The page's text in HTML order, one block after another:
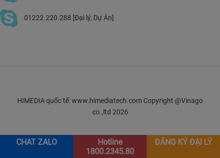
01222.220.288 [Đại lý, Dự Án]
HIMEDIA quốc tế: www.himediatech.com Copyright @Vinago
co.,ltd 2026
CHAT ZALO
Hotline
1800.2345.80
ĐĂNG KÝ ĐẠI LÝ